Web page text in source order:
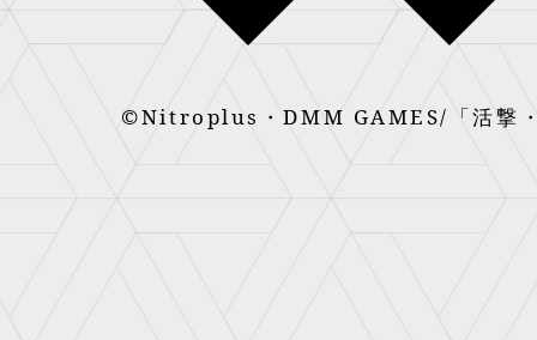
©Nitroplus・DMM GAMES/「活撃・